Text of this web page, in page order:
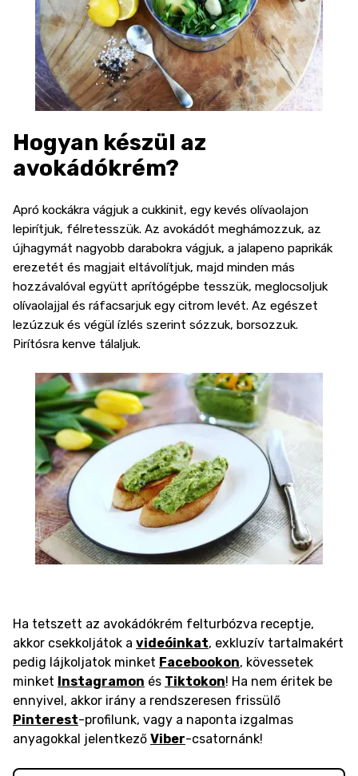
Hogyan készül az
avokádókrém?
Apró kockákra vágjuk a cukkinit, egy kevés olívaolajon
lepirítjuk, félretesszük. Az avokádót meghámozzuk, az
újhagymát nagyobb darabokra vágjuk, a jalapeno paprikák
erezetét és magjait eltávolítjuk, majd minden más
hozzávalóval együtt aprítógépbe tesszük, meglocsoljuk
olívaolajjal és ráfacsarjuk egy citrom levét. Az egészet
lezúzzuk és végül ízlés szerint sózzuk, borsozzuk.
Pirítósra kenve tálaljuk.
Ha tetszett az avokádókrém felturbózva receptje,
akkor csekkoljátok a videóinkat, exkluzív tartalmakért
pedig lájkoljatok minket Facebookon, kövessetek
minket Instagramon és Tiktokon! Ha nem éritek be
ennyivel, akkor irány a rendszeresen frissülő
Pinterest-profilunk, vagy a naponta izgalmas
anyagokkal jelentkező Viber-csatornánk!